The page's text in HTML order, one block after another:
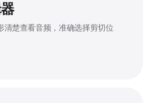
清楚查看音频，准确选择剪切位